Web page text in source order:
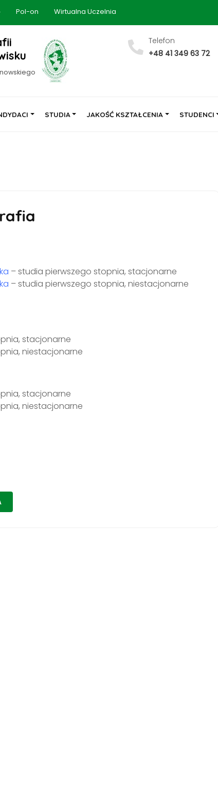
Pol-on Wirtualna Uczelnia
Telefon
+48 41 349 63 72
STUDIA JAKOŚĆ KSZTAŁCENIA STUDENCI
– studia pierwszego stopnia, stacjonarne
– studia pierwszego stopnia, niestacjonarne
stacjonarne
niestacjonarne
stacjonarne
niestacjonarne